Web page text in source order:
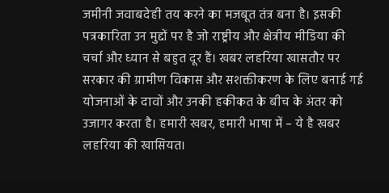
जमीनी जवाबदेही तय करने का मजबूत तंत्र बना है। इसकी
पत्रकारिता उन मुद्दों पर है जो राष्ट्रीय और क्षेत्रीय मीडिया की
चर्चा और ध्यान से बहुत दूर हैं। खबर लहरिया खासतौर पर
सरकार की ग्रामीण विकास और सशक्तीकरण के लिए बनाई गई
योजनाओं के दावों और उनकी हकीकत के बीच के अंतर को
उजागर करता है। हमारी खबर, हमारी भाषा में – ये है खबर
लहरिया की खासियत।